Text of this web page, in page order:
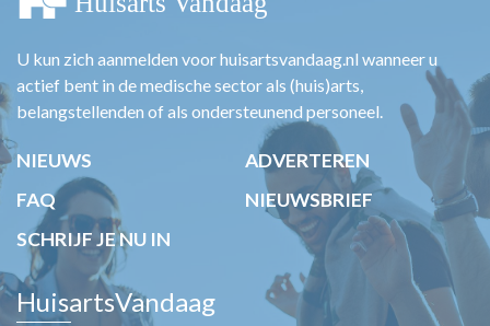
U kun zich aanmelden voor huisartsvandaag.nl wanneer u
actief bent in de medische sector als (huis)arts,
belangstellenden of als ondersteunend personeel.
NIEUWS
ADVERTEREN
FAQ
NIEUWSBRIEF
SCHRIJF JE NU IN
HuisartsVandaag